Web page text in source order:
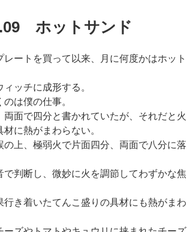
ホットサンド
ートを買って以来、月に何度かはホット
ッチに成形する。
は僕の仕事。
面で四分と書かれていたが、それだと火
に熱がまわらない。
上、極弱火で片面四分、両面で八分に落
判断し、微妙に火を調節してわずかな焦
行き着いたてんこ盛りの具材にも熱がまわ